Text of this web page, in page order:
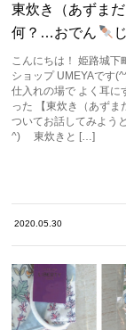
東炊き（あずま
何？…おでん
こんにちは！ 姫路城下
ショップ UMEYAです
仕入れの場で よく耳に
った 【東炊き（あずま
ついてお話してみよう
^) 東炊きと […]
2020.05.30